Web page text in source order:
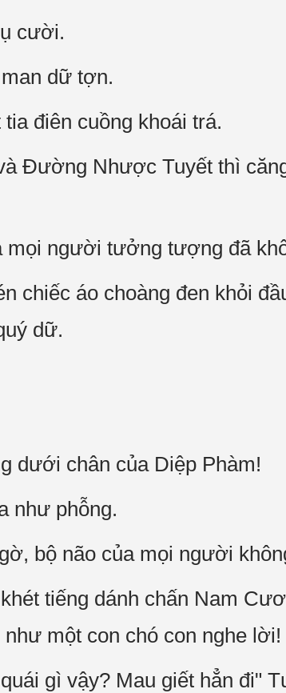
cười.
dữ tợn.
điên cuồng khoái trá.
Đường Nhược Tuyết thì
mọi người tưởng tượng đã
chiếc áo choàng đen khỏi
dữ.
dưới chân của Diệp Phàm!
như phỗng.
bộ não của mọi người
tiếng dánh chấn Nam
một con chó con nghe lời!
gì vậy? Mau giết hẳn đi"